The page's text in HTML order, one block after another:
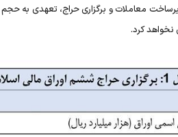
معاملات و برگزاری حراج، تعهدی به حجم و
نخواهد کرد.